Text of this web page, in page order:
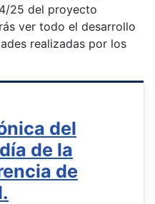
25 del proyecto
ver todo el desarrollo
realizadas por los
del
de la
de